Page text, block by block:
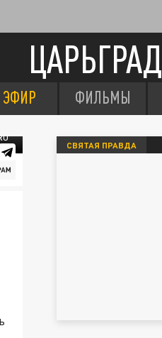
ЦАРЬГРАД
ЭФИР ФИЛЬМЫ
СВЯТАЯ ПРАВДА